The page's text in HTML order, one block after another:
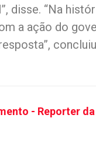
disse. “Na
a ação do
- Reporter da